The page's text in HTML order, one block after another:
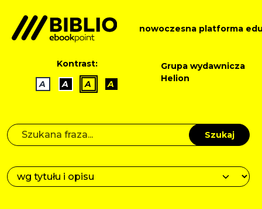
nowoczesna platforma
Kontrast:
A
A A A
Grupa wydawnicza
Helion
Szukaj